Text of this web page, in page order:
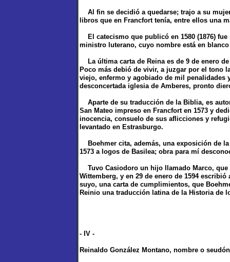
Al fin se decidió a quedarse; trajo a su
libros que en Francfort tenía, entre ellos una
El catecismo que publicó en 1580 (1876)
ministro luterano, cuyo nombre está en
La última carta de Reina es de 9 de enero
Poco más debió de vivir, a juzgar por el tono
viejo, enfermo y agobiado de mil penalidades
desconcertada iglesia de Amberes, pronto
Aparte de su traducción de la Biblia, es
San Mateo impreso en Francfort en 1573 y
inocencia, consuelo de sus aflicciones y
levantado en Estrasburgo.
Boehmer cita, además, una exposición de
1573 a logos de Basilea; obra para mí
Tuvo Casiodoro un hijo llamado Marco, que
Wittemberg, y en 29 de enero de 1594
suyo, una carta de cumplimientos, que
Reinio una traducción latina de la Historia de
- IV -
Reinaldo González Montano, nombre o